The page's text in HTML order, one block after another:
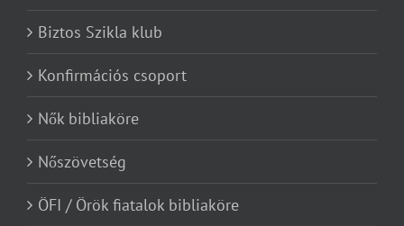
Biztos Szikla klub
Konfirmációs csoport
Nők bibliaköre
Nőszövetség
ÖFI / Örök fiatalok bibliaköre